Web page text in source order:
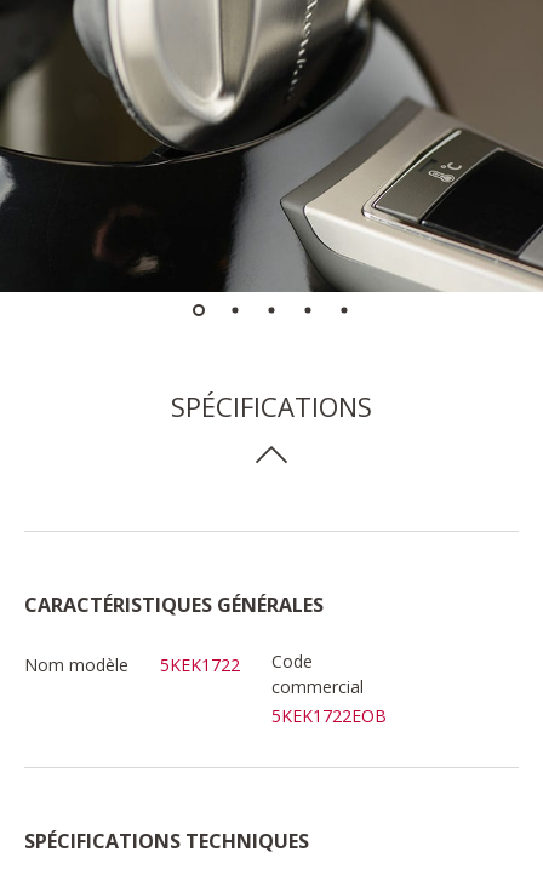
SPÉCIFICATIONS
CARACTÉRISTIQUES GÉNÉRALES
Nom modèle 5KEK1722
Code
commercial
5KEK1722EOB
SPÉCIFICATIONS TECHNIQUES